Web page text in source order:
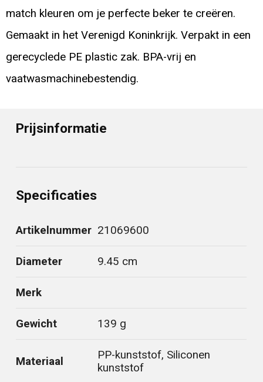
match kleuren om je perfecte beker te creëren.
Gemaakt in het Verenigd Koninkrijk. Verpakt in een
gerecyclede PE plastic zak. BPA-vrij en
vaatwasmachinebestendig.
Prijsinformatie
Specificaties
Artikelnummer 21069600
Diameter 9.45 cm
Merk
Gewicht 139 g
Materiaal
PP-kunststof, Siliconen
kunststof